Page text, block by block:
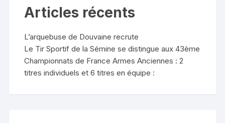
Articles récents
L’arquebuse de Douvaine recrute
Le Tir Sportif de la Sémine se distingue aux 43ème
Championnats de France Armes Anciennes : 2
titres individuels et 6 titres en équipe :